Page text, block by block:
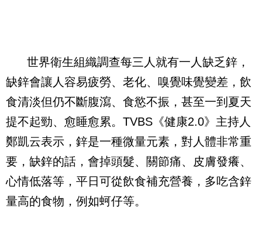
世界衛生組織調查每三人就有一人缺乏鋅，
缺鋅會讓人容易疲勞、老化、嗅覺味覺變差，飲
食清淡但仍不斷腹瀉、食慾不振，甚至一到夏天
提不起勁、愈睡愈累。 TVBS 《健康2.0》主持人
鄭凱云表示，鋅是一種微量元素，對人體非常重
要，缺鋅的話，會掉頭髮、關節痛、皮膚發癢、
心情低落等，平日可從飲食補充營養，多吃含鋅
量高的食物，例如蚵仔等。